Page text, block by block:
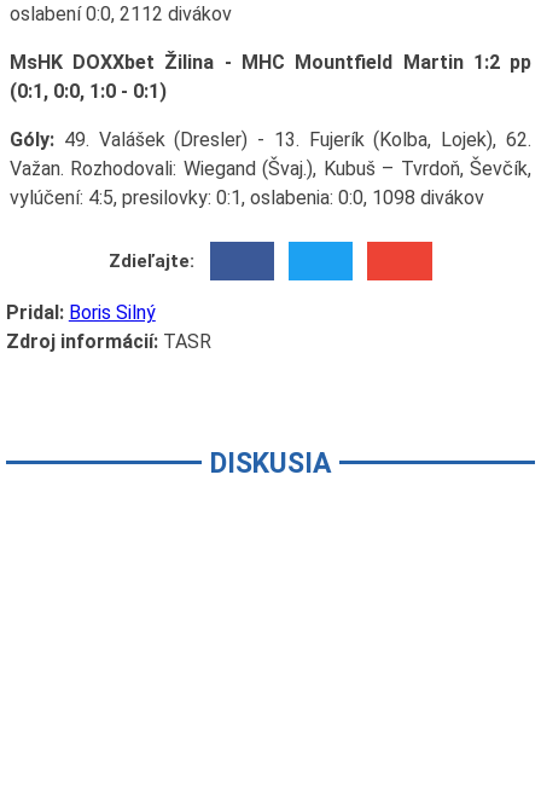
oslabení 0:0, 2112 divákov
MsHK DOXXbet Žilina - MHC Mountfield Martin 1:2 pp
(0:1, 0:0, 1:0 - 0:1)
Góly:49. Valášek (Dresler) - 13. Fujerík (Kolba, Lojek), 62.
Važan. Rozhodovali: Wiegand (Švaj.), Kubuš – Tvrdoň, Ševčík,
vylúčení: 4:5, presilovky: 0:1, oslabenia: 0:0, 1098 divákov
Zdieľajte:
Pridal: Boris Silný
Zdroj informácií:TASR
DISKUSIA